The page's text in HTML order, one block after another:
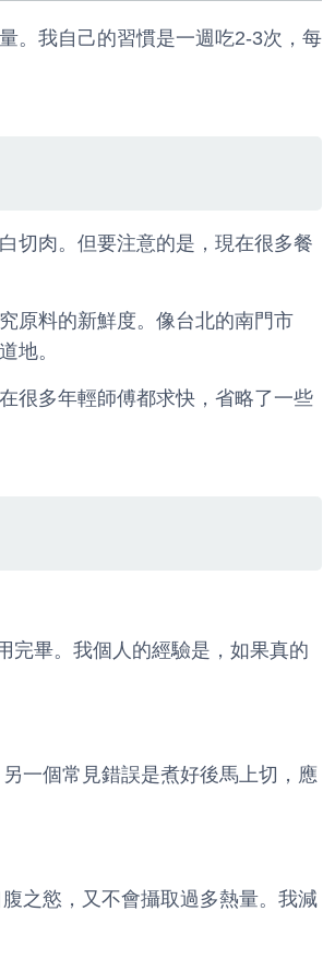
。我自己的習慣是一週吃2-3次，每
切肉。但要注意的是，現在很多餐
原料的新鮮度。像台北的南門市
地。
很多年輕師傅都求快，省略了一些
完畢。我個人的經驗是，如果真的
一個常見錯誤是煮好後馬上切，應
之慾，又不會攝取過多熱量。我減